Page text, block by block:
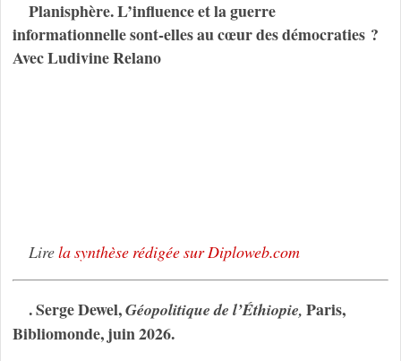
Planisphère. L’influence et la guerre
informationnelle sont-elles au cœur des démocraties ?
Avec Ludivine Relano
Lirela synthèse rédigée sur Diploweb.com
. Serge Dewel,Géopolitique de l’Éthiopie, Paris,
Bibliomonde, juin 2026.